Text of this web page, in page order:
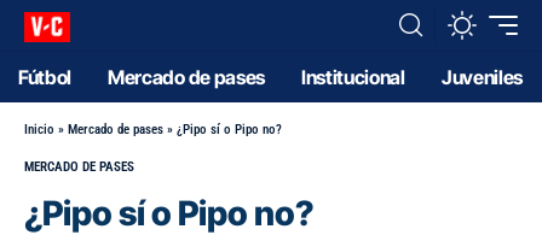
Fútbol Mercado de pases Institucional Juveniles
Inicio » Mercado de pases » ¿Pipo sí o Pipo no?
MERCADO DE PASES
¿Pipo sí o Pipo no?